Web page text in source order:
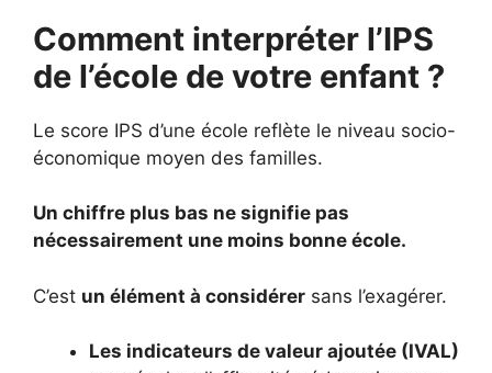
Comment interpréter l’IPS
de l’école de votre enfant ?
Le score IPS d’une école reflète le niveau socio-
économique moyen des familles.
Un chiffre plus bas ne signifie pas
nécessairement une moins bonne école.
C’est un élément à considérer sans l’exagérer.
Les indicateurs de valeur ajoutée (IVAL)